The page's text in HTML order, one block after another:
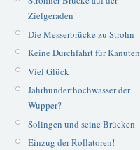
Zielgeraden
Die Messerbrücke zu Strohn
Keine Durchfahrt für Kanuten
Viel Glück
Jahrhunderthochwasser der
Wupper?
Solingen und seine Brücken
Einzug der Rollatoren!